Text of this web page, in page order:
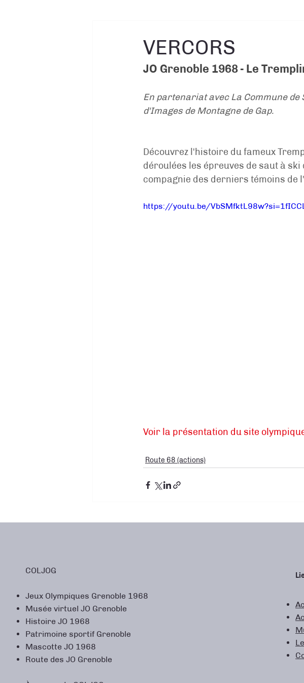
VERCORS
JO Grenoble 1968 - Le
En partenariat avec La Commune
d'Images de Montagne de Gap.
Découvrez l'histoire du fameux
déroulées les épreuves de saut à
compagnie des derniers témoins de
https://youtu.be/
Voir la présentation du site
Route 68 (actions)
COLJOG
Jeux Olympiques Grenoble 1968
Musée virtuel JO Grenoble
Histoire JO 1968
Patrimoine sportif Grenoble
Mascotte JO 1968
Route des JO Grenoble